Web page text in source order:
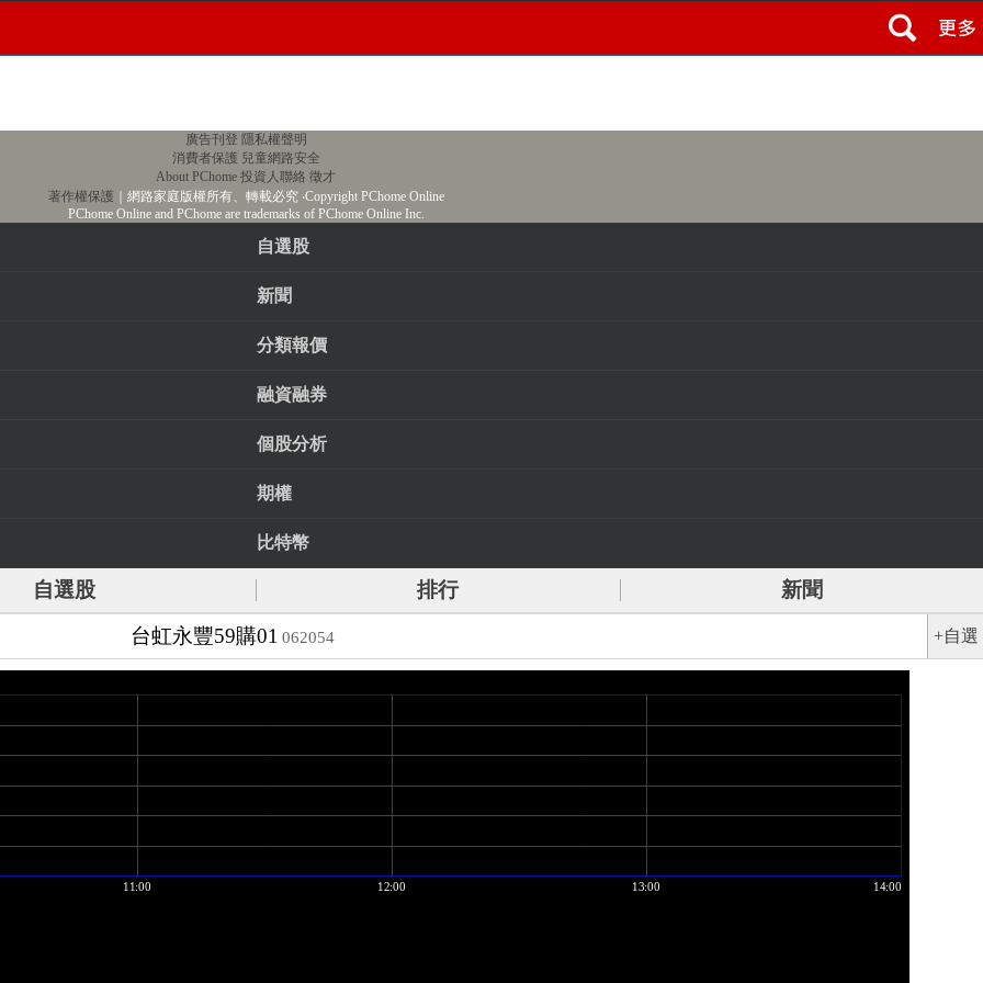
廣告刊登 隱私權聲明
消費者保護 兒童網路安全
About PChome 投資人聯絡 徵才
著作權保護 ｜網路家庭版權所有、轉載必究‧Copyright PChome Online
PChome Online and PChome are trademarks of PChome Online Inc.
自選股
新聞
分類報價
融資融券
個股分析
期權
比特幣
自選股 排行
新聞
台虹永豐59購01 062054 +自選